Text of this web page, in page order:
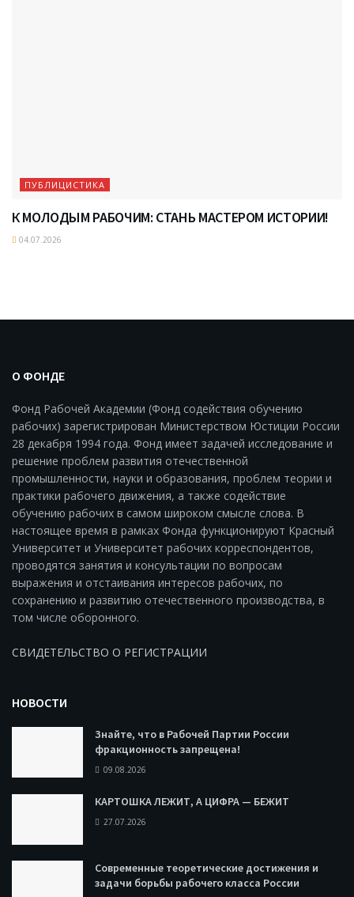
ПУБЛИЦИСТИКА
К МОЛОДЫМ РАБОЧИМ: СТАНЬ МАСТЕРОМ ИСТОРИИ!
04.07.2026
О ФОНДЕ
Фонд Рабочей Академии (Фонд содействия обучению
рабочих) зарегистрирован Министерством Юстиции России
28 декабря 1994 года. Фонд имеет задачей исследование и
решение проблем развития отечественной
промышленности, науки и образования, проблем теории и
практики рабочего движения, а также содействие
обучению рабочих в самом широком смысле слова. В
настоящее время в рамках Фонда функционируют Красный
Университет и Университет рабочих корреспондентов,
проводятся занятия и консультации по вопросам
выражения и отстаивания интересов рабочих, по
сохранению и развитию отечественного производства, в
том числе оборонного.
СВИДЕТЕЛЬСТВО О РЕГИСТРАЦИИ
НОВОСТИ
Знайте, что в Рабочей Партии России
фракционность запрещена!
09.08.2026
КАРТОШКА ЛЕЖИТ, А ЦИФРА — БЕЖИТ
27.07.2026
Современные теоретические достижения и
задачи борьбы рабочего класса России